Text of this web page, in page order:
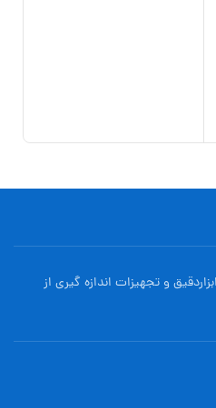
و تجهيزات اندازه گیری از